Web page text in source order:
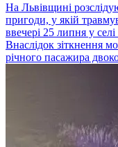
На Львівщині
пригоди, у якій
ввечері 25 липня у
Внаслідок зіткнення
річного пасажира